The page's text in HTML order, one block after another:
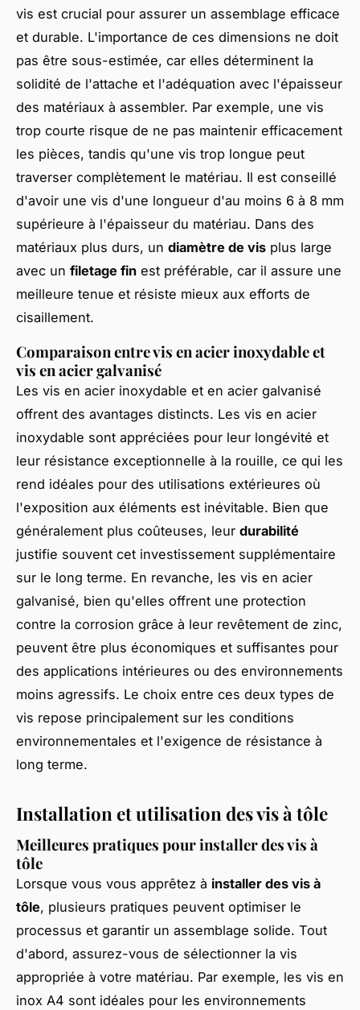
vis est crucial pour assurer un assemblage efficace
et durable. L'importance de ces dimensions ne doit
pas être sous-estimée, car elles déterminent la
solidité de l'attache et l'adéquation avec l'épaisseur
des matériaux à assembler. Par exemple, une vis
trop courte risque de ne pas maintenir efficacement
les pièces, tandis qu'une vis trop longue peut
traverser complètement le matériau. Il est conseillé
d'avoir une vis d'une longueur d'au moins 6 à 8 mm
supérieure à l'épaisseur du matériau. Dans des
matériaux plus durs, un diamètre de vis plus large
avec un filetage fin est préférable, car il assure une
meilleure tenue et résiste mieux aux efforts de
cisaillement.
Comparaison entre vis en acier inoxydable et
vis en acier galvanisé
Les vis en acier inoxydable et en acier galvanisé
offrent des avantages distincts. Les vis en acier
inoxydable sont appréciées pour leur longévité et
leur résistance exceptionnelle à la rouille, ce qui les
rend idéales pour des utilisations extérieures où
l'exposition aux éléments est inévitable. Bien que
généralement plus coûteuses, leur durabilité
justifie souvent cet investissement supplémentaire
sur le long terme. En revanche, les vis en acier
galvanisé, bien qu'elles offrent une protection
contre la corrosion grâce à leur revêtement de zinc,
peuvent être plus économiques et suffisantes pour
des applications intérieures ou des environnements
moins agressifs. Le choix entre ces deux types de
vis repose principalement sur les conditions
environnementales et l'exigence de résistance à
long terme.
Installation et utilisation des vis à tôle
Meilleures pratiques pour installer des vis à
tôle
Lorsque vous vous apprêtez à installer des vis à
tôle, plusieurs pratiques peuvent optimiser le
processus et garantir un assemblage solide. Tout
d'abord, assurez-vous de sélectionner la vis
appropriée à votre matériau. Par exemple, les vis en
inox A4 sont idéales pour les environnements